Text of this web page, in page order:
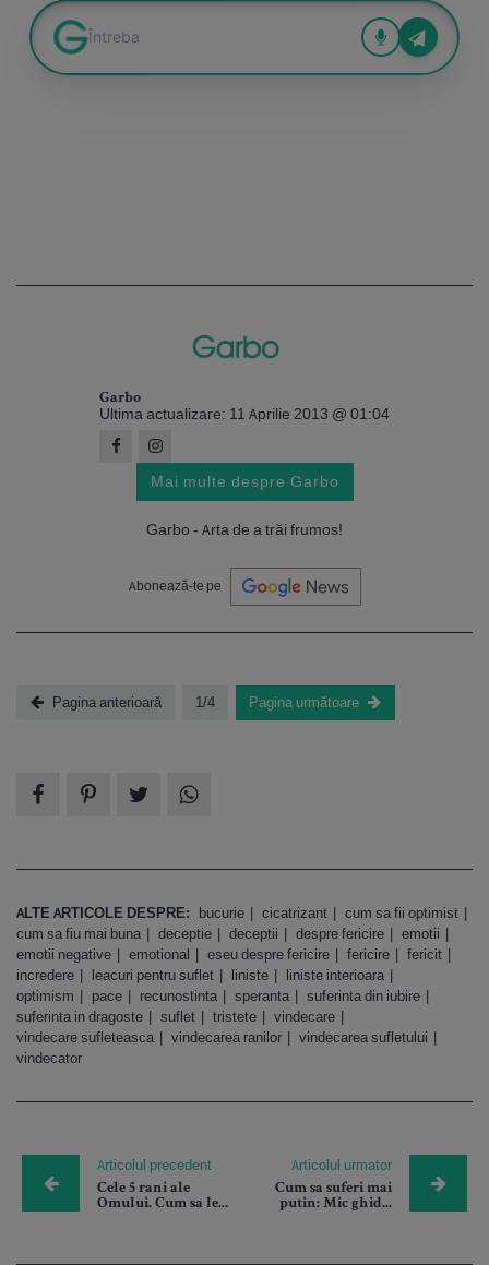
Garbo
Ultima actualizare: 11 Aprilie 2013 @ 01:04
Mai multe despre Garbo
Garbo - Arta de a trăi frumos!
Abonează-te pe
Pagina anterioară 1/4 Pagina următoare
ALTE ARTICOLE DESPRE: bucurie cicatrizant
cum sa fii optimist
cum sa fiu mai buna
deceptie deceptii despre fericire
emotii
emotii negative
emotional eseu despre fericire fericire
fericit
incredere
leacuri pentru suflet liniste
liniste interioara
optimism
pace recunostinta speranta
suferinta din iubire
suferinta in dragoste
suflet tristete
vindecare
vindecare sufleteasca
vindecarea ranilor
vindecarea sufletului
vindecator
Articolul precedent
Cele 5 rani ale
Omului. Cum sa le...
Articolul urmator
Cum sa suferi mai
putin: Mic ghid...